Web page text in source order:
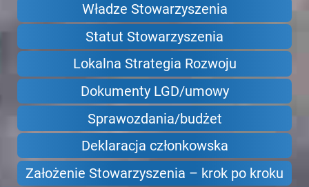
Władze Stowarzyszenia
Statut Stowarzyszenia
Lokalna Strategia Rozwoju
Dokumenty LGD/umowy
Sprawozdania/budżet
Deklaracja członkowska
Założenie Stowarzyszenia – krok po kroku